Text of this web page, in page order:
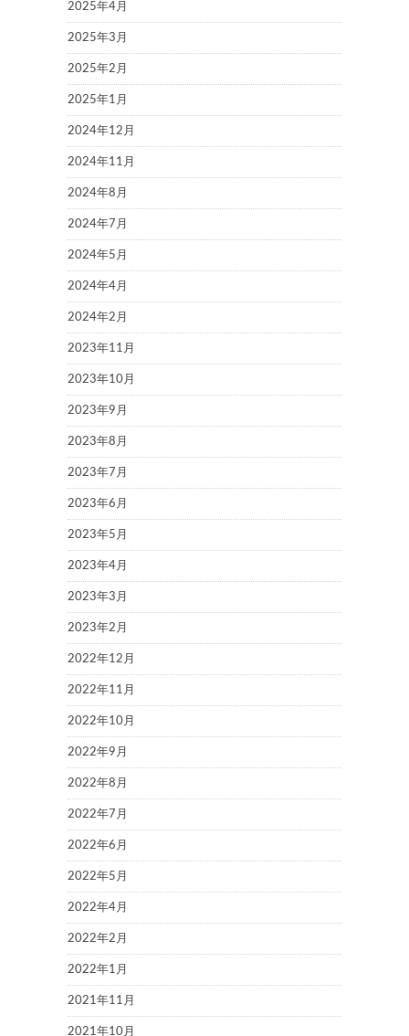
2025年4月
2025年3月
2025年2月
2025年1月
2024年12月
2024年11月
2024年8月
2024年7月
2024年5月
2024年4月
2024年2月
2023年11月
2023年10月
2023年9月
2023年8月
2023年7月
2023年6月
2023年5月
2023年4月
2023年3月
2023年2月
2022年12月
2022年11月
2022年10月
2022年9月
2022年8月
2022年7月
2022年6月
2022年5月
2022年4月
2022年2月
2022年1月
2021年11月
2021年10月